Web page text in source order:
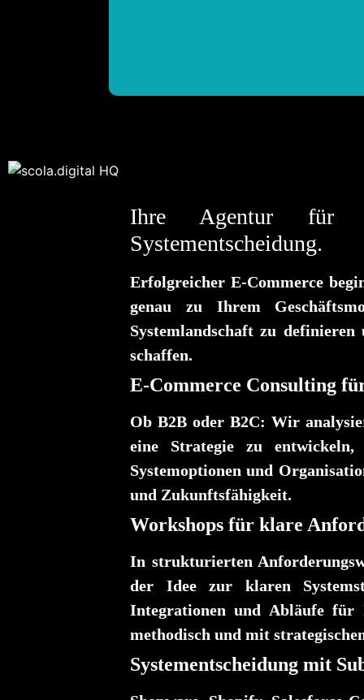
Ihre Agentur für
Systementscheidung.
Erfolgreicher E-Commerce
genau zu Ihrem
Systemlandschaft zu
schaffen.
E-Commerce Consulting
Ob B2B oder B2C: Wir
eine Strategie zu
Systemoptionen und
und Zukunftsfähigkeit.
Workshops für klare
In strukturierten
der Idee zur klaren
Integrationen und Abläufe für
methodisch und mit
Systementscheidung mit